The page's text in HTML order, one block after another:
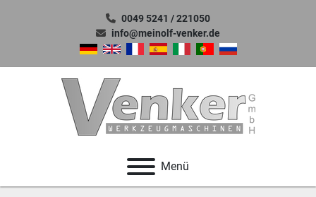
0049 5241 / 221050
info@meinolf-venker.de
Menü